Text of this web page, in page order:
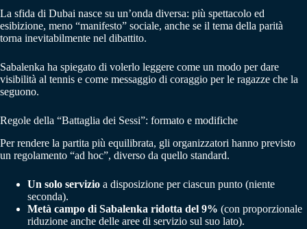
La sfida di Dubai nasce su un’onda diversa: più spettacolo ed
esibizione, meno “manifesto” sociale, anche se il tema della parità
torna inevitabilmente nel dibattito.
Sabalenka ha spiegato di volerlo leggere come un modo per dare
visibilità al tennis e come messaggio di coraggio per le ragazze che la
seguono.
Regole della “Battaglia dei Sessi”: formato e modifiche
Per rendere la partita più equilibrata, gli organizzatori hanno previsto
un regolamento “ad hoc”, diverso da quello standard.
Un solo servizio a disposizione per ciascun punto (niente
seconda).
Metà campo di Sabalenka ridotta del 9% (con proporzionale
riduzione anche delle aree di servizio sul suo lato).